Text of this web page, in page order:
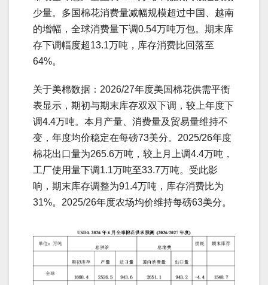
少量。多国棉花消费量减幅规模超过中国、越南
的增幅，全球消费量下调0.54万吨万包。期末库
存下调幅度超13.1万吨，库存消费比回落至
64%。
关于美棉数据：2026/27年度美国棉花供需平衡
表显示，期初与期末库存双双下调，较上年度下
调4.4万吨。本月产量、消费量及贸易量维持不
变，年度均价稳定在每磅73美分。2025/26年度
棉花出口量为265.6万吨，较上月上调4.4万吨，
工厂使用量下调1.1万吨至33.7万吨。受此影
响，期末库存调整为91.4万吨，库存消费比为
31%。2025/26年度农场均价维持每磅63美分。